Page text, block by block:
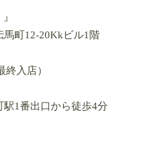
馬町12-20Kkビル1階
終入店）
駅1番出口から徒歩4分